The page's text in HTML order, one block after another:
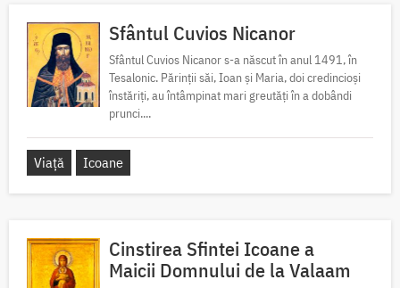
Sfântul Cuvios Nicanor
Sfântul Cuvios Nicanor s-a născut în anul 1491, în
Tesalonic. Părinții săi, Ioan și Maria, doi credincioși
înstăriți, au întâmpinat mari greutăți în a dobândi
prunci....
Viață Icoane
Cinstirea Sfintei Icoane a
Maicii Domnului de la Valaam